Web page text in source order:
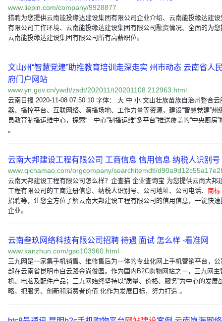
www.liepin.com/company/9928877
猎聘为您提供云南能投缘达建设集团有限公司企业介绍、云南能投缘达建设
有限公司工作环境、云南能投缘达建设集团有限公司融资情况、全面的为您
云南能投缘达建设集团有限公司所有高薪职位。
文山州“智慧党建”助推教育培训走深走实 州市动态 云南省人
府门户网站
www.yn.gov.cn/ywdt/zsdt/202011/t20201108 212963.html
云南日报 2020-11-08 07:50:10 字体： 大 中 小 文山壮族苗族自治州整合云
器、播控平台、互联网络、演播场地、工作力量等资源，建设“智慧党建”州
员教育制播运维中心，探索“一中心”制播运维“多平台”推送覆盖的“中央厨房”
。
云南大邦建设工程有限公司 工商信息 信用信息 纳税人识别
www.qichamao.com/orgcompany/searchitemdtl/
云南大邦建设工程有限公司怎么样？企查猫 企业查询宝 为您提供云南大邦
工程有限公司的工商注册信息、纳税人识别号、公司地址、公司电话、 商标
招聘等，让您全方位了解云南大邦建设工程有限公司的信用信息，一键快速
企业。
云南叁玖网络科技有限公司招聘 待遇 面试 怎么样 -看准网
www.kanzhun.com/gso103960.html
三九网是一家集手机销售、维修售后为一体的专业化网上手机营销平台，公
部在云南省昆明市白云路金尚俊园。作为国内B2C购物网站之一，三九网主
机、电脑及配件产品；三九网始终坚持以“质量、价格、服务”为中心的发展
略，把服务、创新和消费者价值 化作为发展目标，努力打造 。